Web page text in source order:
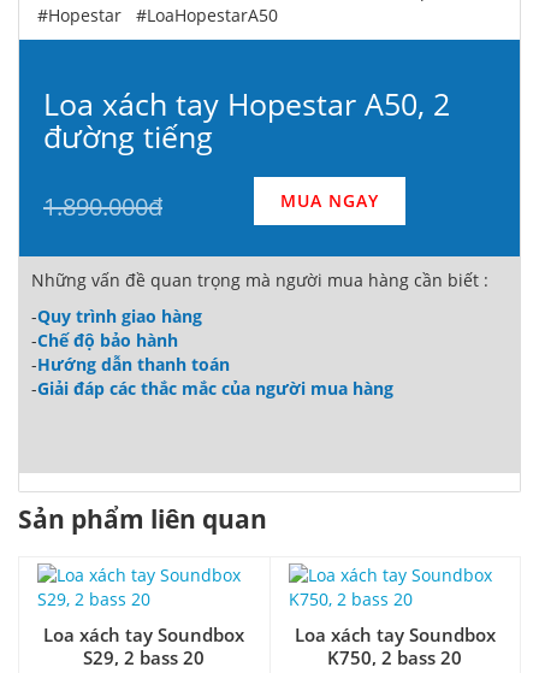
#Hopestar #LoaHopestarA50
Loa xách tay Hopestar A50, 2
đường tiếng
1.890.000đ MUA NGAY
Những vấn đề quan trọng mà người mua hàng cần biết :
-Quy trình giao hàng
-Chế độ bảo hành
-Hướng dẫn thanh toán
-Giải đáp các thắc mắc của người mua hàng
Sản phẩm liên quan
Loa xách tay Soundbox
S29, 2 bass 20
Loa xách tay Soundbox
K750, 2 bass 20